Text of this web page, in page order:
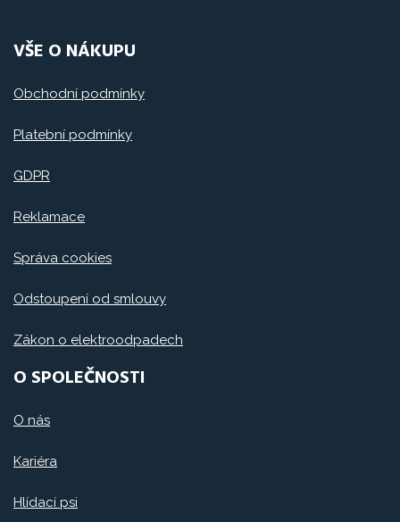
VŠE O NÁKUPU
Obchodní podmínky
Platební podmínky
GDPR
Reklamace
Správa cookies
Odstoupení od smlouvy
Zákon o elektroodpadech
O SPOLEČNOSTI
O nás
Kariéra
Hlídací psi